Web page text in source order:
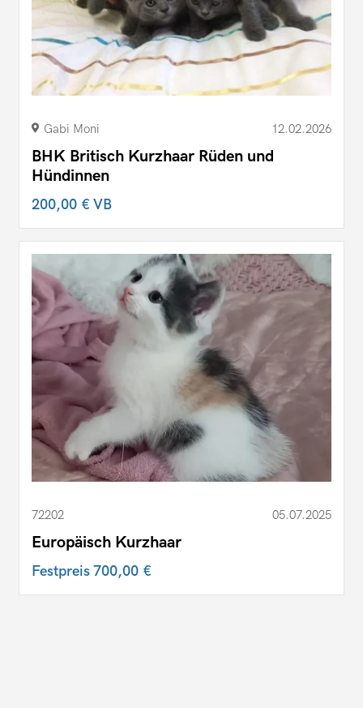
Gabi Moni 12.02.2026
BHK Britisch Kurzhaar Rüden und
Hündinnen
200,00 €VB
72202 05.07.2025
Europäisch Kurzhaar
Festpreis700,00 €